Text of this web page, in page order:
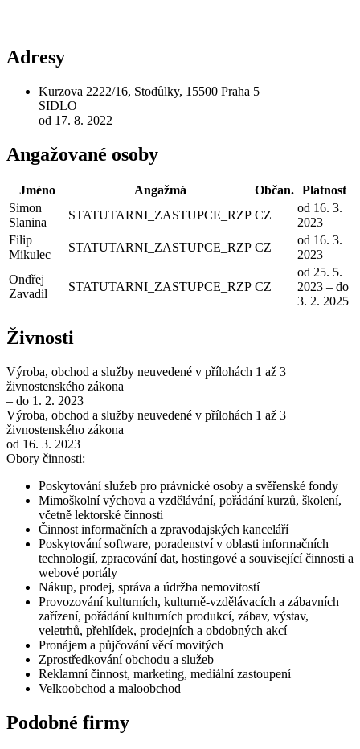
Adresy
Kurzova 2222/16, Stodůlky, 15500 Praha 5
SIDLO
od 17. 8. 2022
Angažované osoby
Jméno Angažmá Občan. Platnost
Simon
Slanina
STATUTARNI_ZASTUPCE_RZP CZ
od 16. 3.
2023
Filip
Mikulec
STATUTARNI_ZASTUPCE_RZP CZ
od 16. 3.
2023
Ondřej
Zavadil
STATUTARNI_ZASTUPCE_RZP CZ
od 25. 5.
2023 – do
3. 2. 2025
Živnosti
Výroba, obchod a služby neuvedené v přílohách 1 až 3
živnostenského zákona
– do 1. 2. 2023
Výroba, obchod a služby neuvedené v přílohách 1 až 3
živnostenského zákona
od 16. 3. 2023
Obory činnosti:
Poskytování služeb pro právnické osoby a svěřenské fondy
Mimoškolní výchova a vzdělávání, pořádání kurzů, školení,
včetně lektorské činnosti
Činnost informačních a zpravodajských kanceláří
Poskytování software, poradenství v oblasti informačních
technologií, zpracování dat, hostingové a související činnosti a
webové portály
Nákup, prodej, správa a údržba nemovitostí
Provozování kulturních, kulturně-vzdělávacích a zábavních
zařízení, pořádání kulturních produkcí, zábav, výstav,
veletrhů, přehlídek, prodejních a obdobných akcí
Pronájem a půjčování věcí movitých
Zprostředkování obchodu a služeb
Reklamní činnost, marketing, mediální zastoupení
Velkoobchod a maloobchod
Podobné firmy